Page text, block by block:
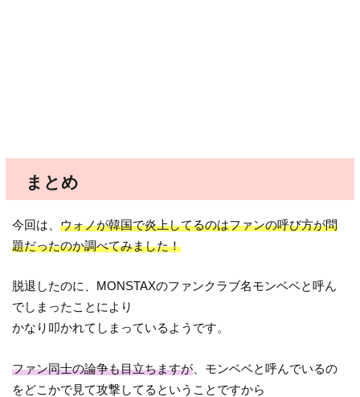
まとめ
今回は、ウォノが韓国で炎上してるのはファンの呼び方が問
題だったのか調べてみました！
脱退したのに、MONSTAXのファンクラブ名モンベベと呼ん
でしまったことにより
かなり叩かれてしまっているようです。
ファン同士の論争も目立ちますが 、モンベベと呼んでいるの
をどこかで見て攻撃してるということですから